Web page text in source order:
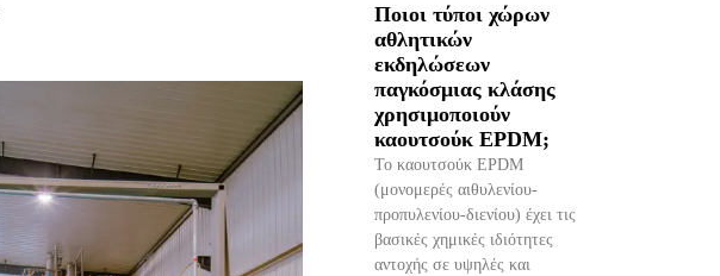
Ποιοι τύποι χώρων
αθλητικών
εκδηλώσεων
παγκόσμιας κλάσης
χρησιμοποιούν
καουτσούκ EPDM;
Το καουτσούκ EPDM
(μονομερές αιθυλενίου-
προπυλενίου-διενίου) έχει τις
βασικές χημικές ιδιότητες
αντοχής σε υψηλές και